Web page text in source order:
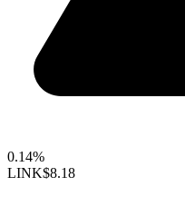
0.14%
LINK$8.18